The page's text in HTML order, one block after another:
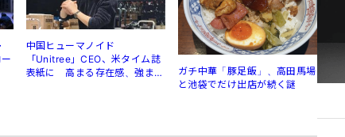
中国ヒューマノイド
「Unitree」CEO、米タイム誌
表紙に 高まる存在感、強まる
ガチ中華「豚足飯」、高田馬場
と池袋でだけ出店が続く謎